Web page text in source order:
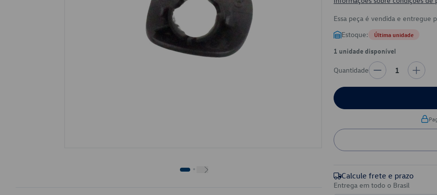
Essa peça é vendida e entregue
Estoque:
Última unidade
1 unidade disponível
Quantidade 1
Calcule frete e prazo
Entrega em todo o Brasil